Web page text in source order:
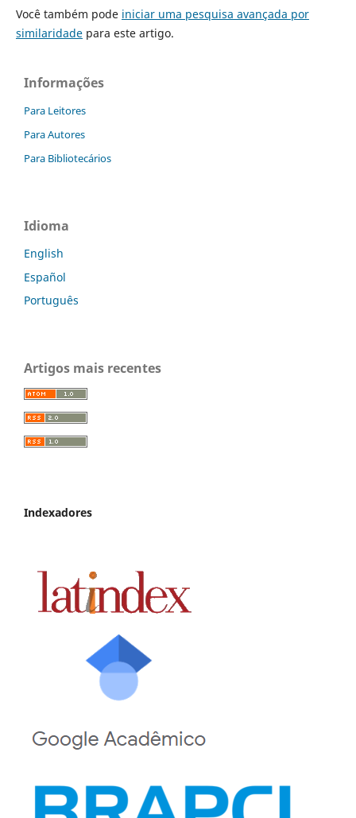
Você também pode iniciar uma pesquisa avançada por
similaridadepara este artigo.
Informações
Para Leitores
Para Autores
Para Bibliotecários
Idioma
English
Español
Português
Artigos mais recentes
Indexadores